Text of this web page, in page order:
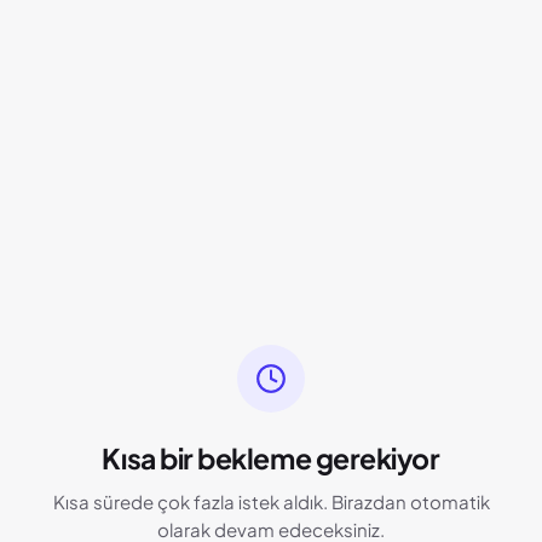
Kısa bir bekleme gerekiyor
Kısa sürede çok fazla istek aldık. Birazdan otomatik
olarak devam edeceksiniz.